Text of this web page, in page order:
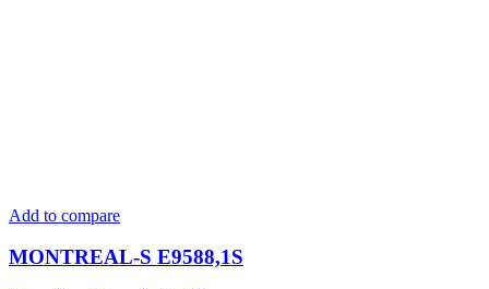
Add to compare
MONTREAL-S Ε9588,1S